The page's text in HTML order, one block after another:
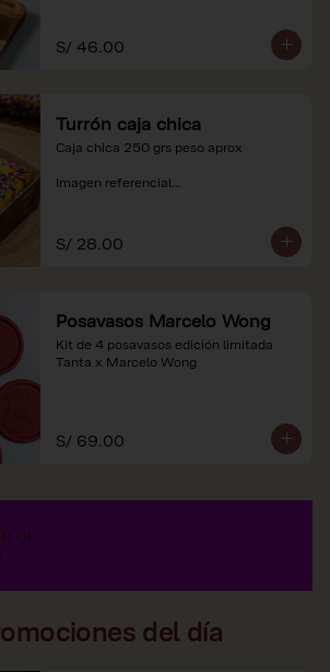
soles e incluyen impuestos de ley y
recargo al consumo.
S/ 46.00
Turrón caja chica
Caja chica 250 grs peso aprox
Imagen referencial
soles e incluyen impuestos de ley y
recargo al consumo.
S/ 28.00
Posavasos Marcelo Wong
Kit de 4 posavasos edición limitada
Tanta x Marcelo Wong
S/ 69.00
del día